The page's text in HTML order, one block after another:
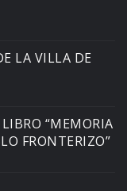
LA VILLA DE
“MEMORIA
FRONTERIZO”